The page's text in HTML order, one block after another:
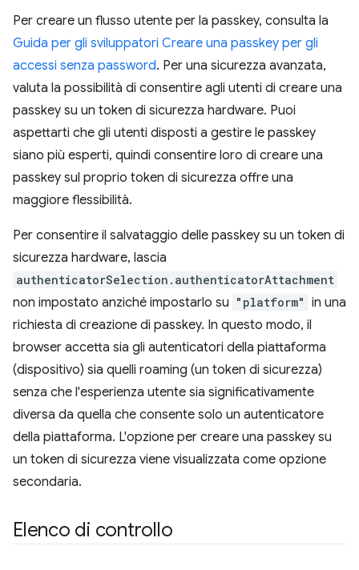
Per creare un flusso utente per la passkey, consulta la
Guida per gli sviluppatori Creare una passkey per gli
accessi senza password. Per una sicurezza avanzata,
valuta la possibilità di consentire agli utenti di creare una
passkey su un token di sicurezza hardware. Puoi
aspettarti che gli utenti disposti a gestire le passkey
siano più esperti, quindi consentire loro di creare una
passkey sul proprio token di sicurezza offre una
maggiore flessibilità.
Per consentire il salvataggio delle passkey su un token di
sicurezza hardware, lascia
authenticatorSelection.authenticatorAttachment
non impostato anziché impostarlo su "platform" in una
richiesta di creazione di passkey. In questo modo, il
browser accetta sia gli autenticatori della piattaforma
(dispositivo) sia quelli roaming (un token di sicurezza)
senza che l'esperienza utente sia significativamente
diversa da quella che consente solo un autenticatore
della piattaforma. L'opzione per creare una passkey su
un token di sicurezza viene visualizzata come opzione
secondaria.
Elenco di controllo